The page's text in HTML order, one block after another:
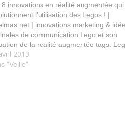
8 innovations en réalité augmentée qui
l'utilisation des Legos ! |
| innovations marketing &
de communication Lego et son
de la réalité augmentée tags:
marque objet Posted from Diigo. The
favorite links are here.
2013
"Veille"